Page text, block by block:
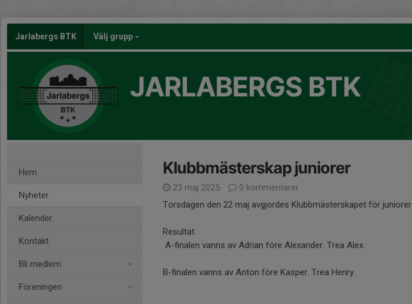
Jarlabergs BTK Välj grupp
JARLABERGS BTK
Hem
Nyheter
Kalender
Kontakt
Bli medlem
Föreningen
Klubbmästerskap juniorer
23 maj 2025
0 kommentarer
Torsdagen den 22 maj avgjordes Klubbmästerskapet för juniorer
Resultat
A-finalen vanns av Adrian före Alexander. Trea Alex.
B-finalen vanns av Anton före Kasper. Trea Henry.